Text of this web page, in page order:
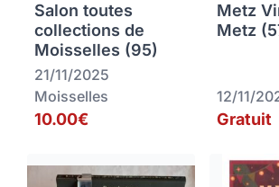
Salon toutes
collections de
Moisselles (95)
21/11/2025
Moisselles
10.00€
Metz
Metz
12/11/
Gratuit